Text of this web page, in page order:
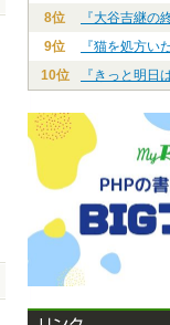
8位
『大谷吉継の
9位
『猫を処方い
10位
『きっと明日